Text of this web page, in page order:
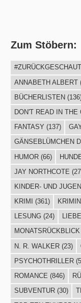
Zum Stöbern:
#ZURÜCKGESCHAUT
ANNABETH ALBERT
BÜCHERLISTEN
DON'T READ IN THE
FANTASY (137)
GÄNSEBLÜMCHEN
HUMOR(66)
JAY NORTHCOTE
KINDER- UND
KRIMI
(361)
LESUNG(24)
MONATSRÜCKBLICK
N. R. WALKER(23)
PSYCHOTHRILLER
ROMANCE (846)
SUBVENTUR(30)